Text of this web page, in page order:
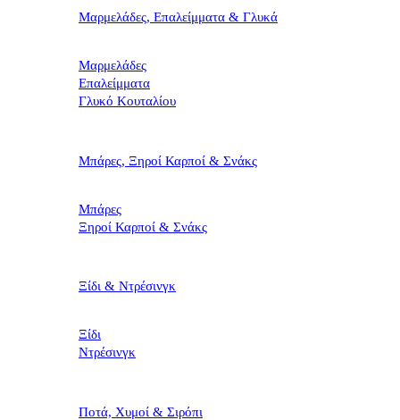
Μαρμελάδες, Επαλείμματα & Γλυκά
Μαρμελάδες
Επαλείμματα
Γλυκό Κουταλίου
Μπάρες, Ξηροί Καρποί & Σνάκς
Μπάρες
Ξηροί Καρποί & Σνάκς
Ξίδι & Ντρέσινγκ
Ξίδι
Ντρέσινγκ
Ποτά, Χυμοί & Σιρόπι